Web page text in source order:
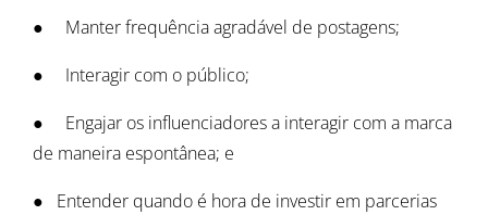
● Manter frequência agradável de postagens;
● Interagir com o público;
● Engajar os influenciadores a interagir com a marca
de maneira espontânea; e
● Entender quando é hora de investir em parcerias